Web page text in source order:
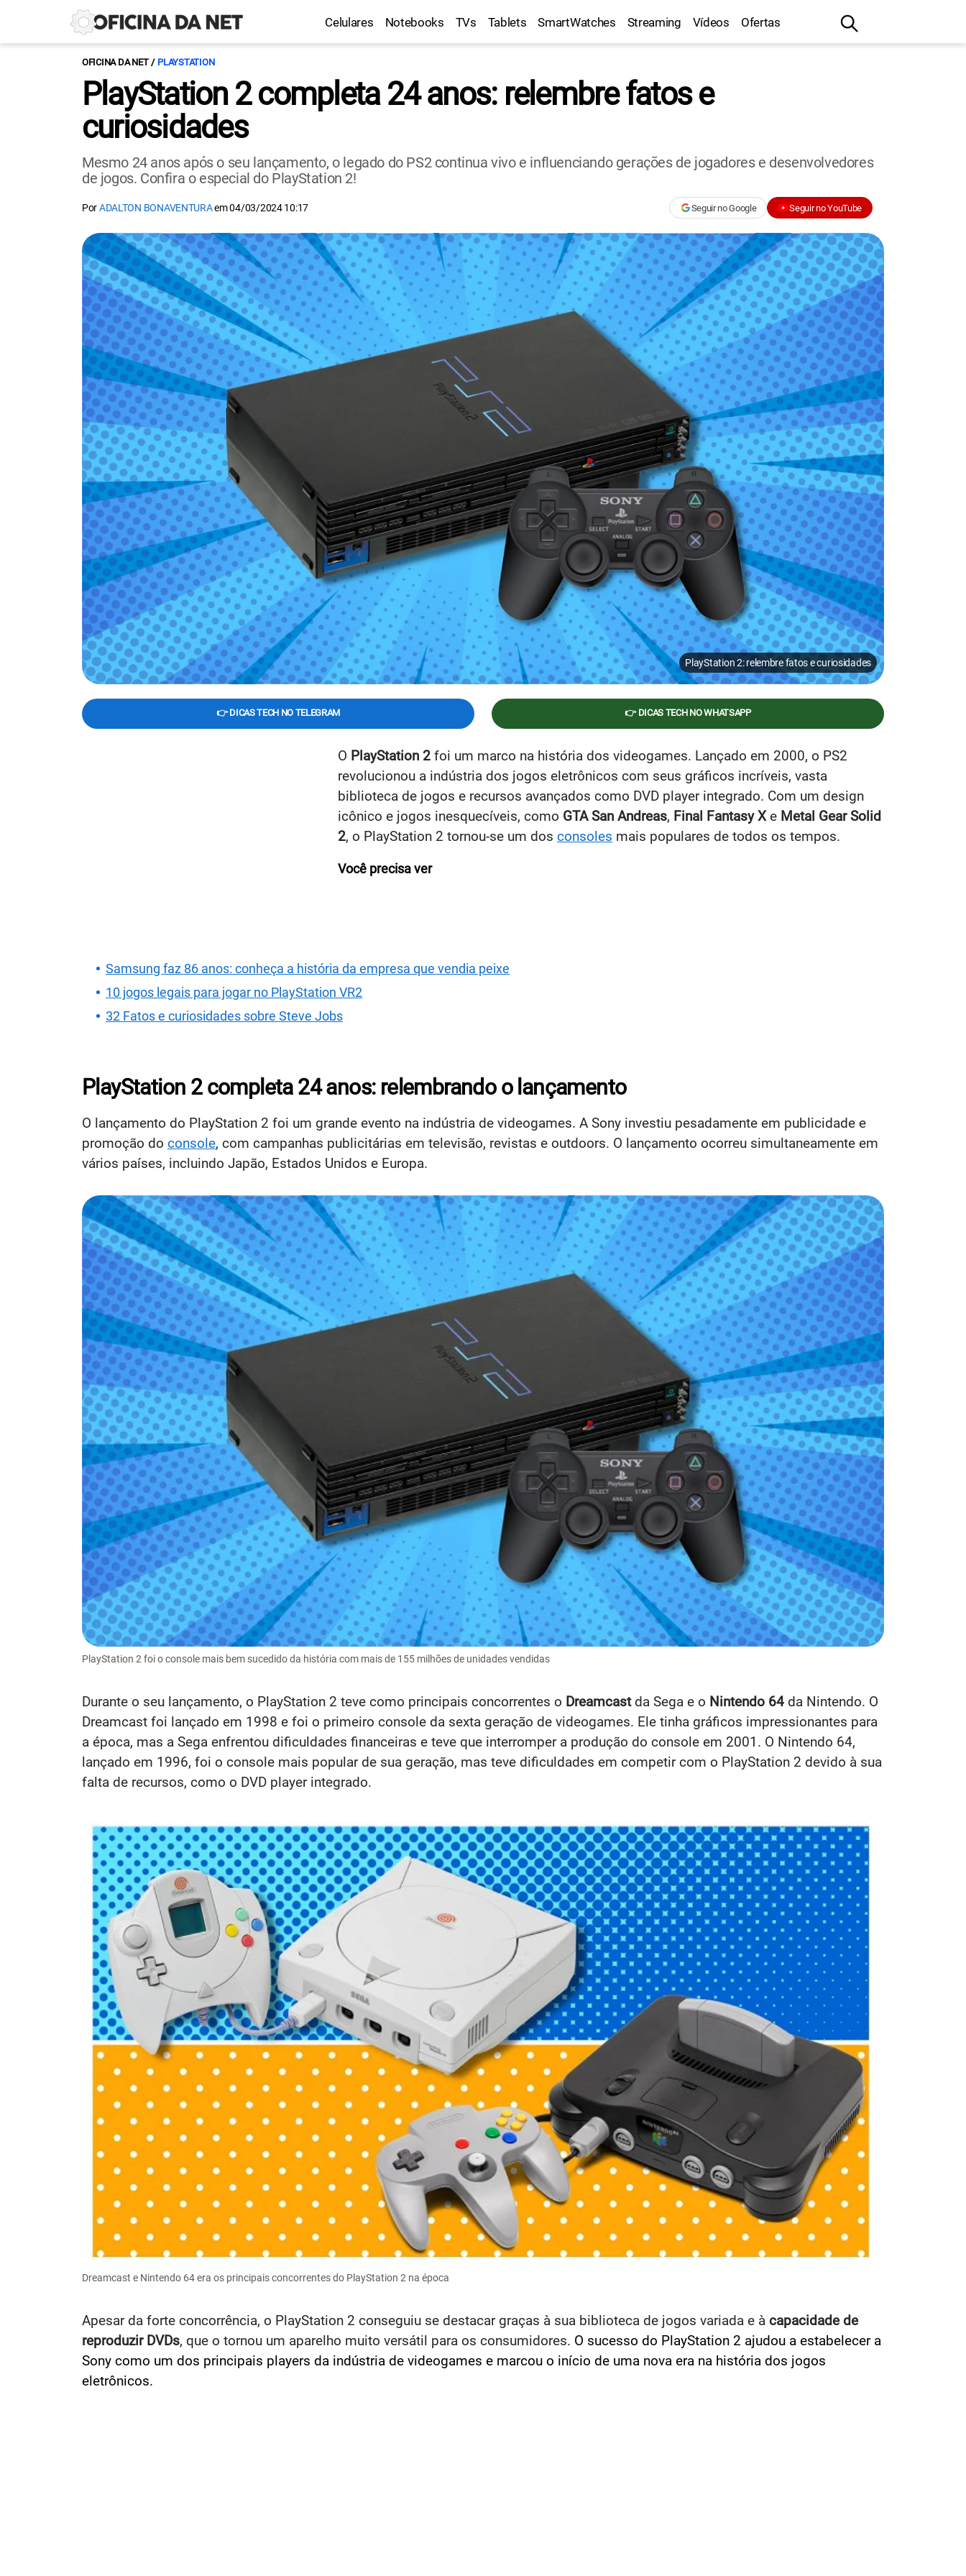
Celulares Notebooks TVs Tablets SmartWatches Streaming Vídeos Ofertas
OFICINA DA NET PLAYSTATION
PlayStation 2 completa 24 anos: relembre fatos e
curiosidades
Mesmo 24 anos após o seu lançamento, o legado do PS2 continua vivo e influenciando gerações de jogadores e desenvolvedores
de jogos. Confira o especial do PlayStation 2!
PorADALTON BONAVENTURAem04/03/2024 10:17 Seguir no Google Seguir no YouTube
PlayStation 2: relembre fatos e curiosidades
👉 DICAS TECH NO TELEGRAM 👉 DICAS TECH NO WHATSAPP
O PlayStation 2 foi um marco na história dos videogames. Lançado em 2000, o PS2
revolucionou a indústria dos jogos eletrônicos com seus gráficos incríveis, vasta
biblioteca de jogos e recursos avançados como DVD player integrado. Com um design
icônico e jogos inesquecíveis, como GTA San Andreas, Final Fantasy Xe Metal Gear Solid
2, o PlayStation 2 tornou-se um dos consoles mais populares de todos os tempos.
Você precisa ver
Samsung faz 86 anos: conheça a história da empresa que vendia peixe
10 jogos legais para jogar no PlayStation VR2
32 Fatos e curiosidades sobre Steve Jobs
PlayStation 2 completa 24 anos: relembrando o lançamento
O lançamento do PlayStation 2 foi um grande evento na indústria de videogames. A Sony investiu pesadamente em publicidade e
promoção do console, com campanhas publicitárias em televisão, revistas e outdoors. O lançamento ocorreu simultaneamente em
vários países, incluindo Japão, Estados Unidos e Europa.
PlayStation 2 foi o console mais bem sucedido da história com mais de 155 milhões de unidades vendidas
Durante o seu lançamento, o PlayStation 2 teve como principais concorrentes o Dreamcastda Sega e o Nintendo 64 da Nintendo. O
Dreamcast foi lançado em 1998 e foi o primeiro console da sexta geração de videogames. Ele tinha gráficos impressionantes para
a época, mas a Sega enfrentou dificuldades financeiras e teve que interromper a produção do console em 2001. O Nintendo 64,
lançado em 1996, foi o console mais popular de sua geração, mas teve dificuldades em competir com o PlayStation 2 devido à sua
falta de recursos, como o DVD player integrado.
Dreamcast e Nintendo 64 era os principais concorrentes do PlayStation 2 na época
Apesar da forte concorrência, o PlayStation 2 conseguiu se destacar graças à sua biblioteca de jogos variada e à capacidade de
reproduzir DVDs, que o tornou um aparelho muito versátil para os consumidores. O sucesso do PlayStation 2 ajudou a estabelecer a
Sony como um dos principais players da indústria de videogames e marcou o início de uma nova era na história dos jogos
eletrônicos.